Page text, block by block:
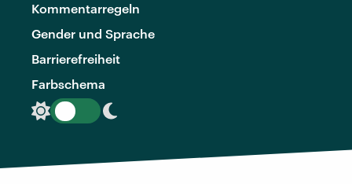
Kommentarregeln
Gender und Sprache
Barrierefreiheit
Farbschema